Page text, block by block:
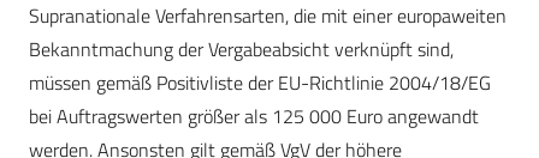
Supranationale Verfahrensarten, die mit einer europaweiten
Bekanntmachung der Vergabeabsicht verknüpft sind,
müssen gemäß Positivliste der EU-Richtlinie 2004/18/EG
bei Auftragswerten größer als 125 000 Euro angewandt
werden. Ansonsten gilt gemäß VgV der höhere